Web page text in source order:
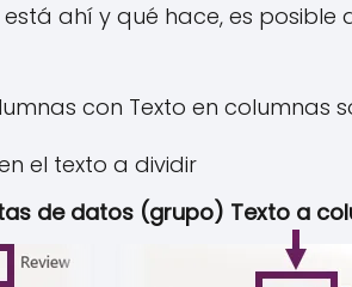
ahí y qué hace, es posible
con Texto en columnas
el texto a dividir
de datos (grupo) Texto a